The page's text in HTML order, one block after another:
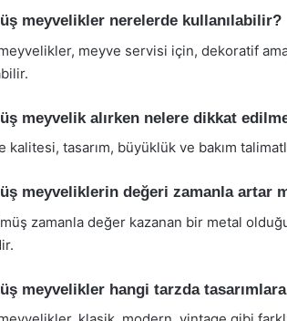
meyvelikler nerelerde kullanılabilir?
meyve servisi için, dekoratif
meyvelik alırken nelere dikkat
kalitesi, tasarım, büyüklük ve bakım
meyveliklerin değeri zamanla artar
zamanla değer kazanan bir metal
meyvelikler hangi tarzda